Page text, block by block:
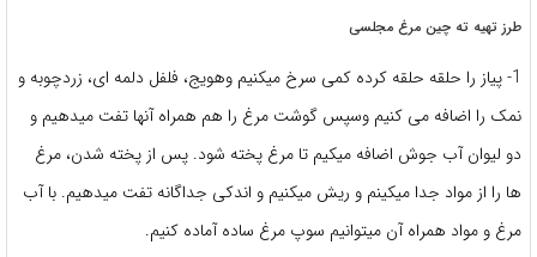
طرز تهیه ته چین مرغ مجلسی
1- پیاز را حلقه حلقه کرده کمی سرخ میکنیم وهویج، فلفل دلمه ای، زردچوبه و
نمک را اضافه می کنیم وسپس گوشت مرغ را هم همراه آنها تفت میدهیم و
دو لیوان آب جوش اضافه میکیم تا مرغ پخته شود. پس از پخته شدن، مرغ
ها را از مواد جدا میکینم و ریش میکنیم و اندکی جداگانه تفت میدهیم. با آب
مرغ و مواد همراه آن میتوانیم سوپ مرغ ساده آماده کنیم.